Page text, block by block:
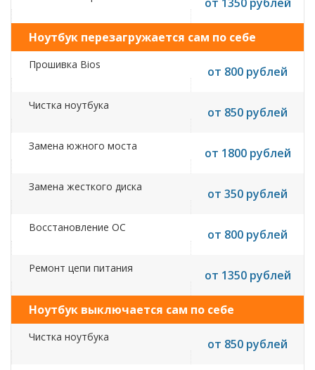
Ноутбук перезагружается сам по себе
Прошивка Bios от 800 рублей
Чистка ноутбука от 850 рублей
Замена южного моста от 1800 рублей
Замена жесткого диска от 350 рублей
Восстановление ОС от 800 рублей
Ремонт цепи питания от 1350 рублей
Ноутбук выключается сам по себе
Чистка ноутбука от 850 рублей